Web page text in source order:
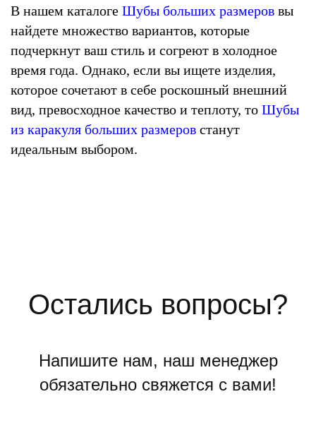
В нашем каталоге Шубы больших размеров вы
найдете множество вариантов, которые
подчеркнут ваш стиль и согреют в холодное
время года. Однако, если вы ищете изделия,
которое сочетают в себе роскошный внешний
вид, превосходное качество и теплоту, то Шубы
из каракуля больших размеров станут
идеальным выбором.
Остались вопросы?
Напишите нам, наш менеджер
обязательно свяжется с вами!